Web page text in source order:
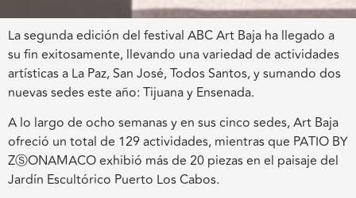
La segunda edición del festival ABC Art Baja ha llegado a
su fin exitosamente, llevando una variedad de actividades
artísticas a La Paz, San José, Todos Santos, y sumando dos
nuevas sedes este año: Tijuana y Ensenada.
A lo largo de ocho semanas y en sus cinco sedes, Art Baja
ofreció un total de 129 actividades, mientras que PATIO BY
ZⓈONAMACO exhibió más de 20 piezas en el paisaje del
Jardín Escultórico Puerto Los Cabos.